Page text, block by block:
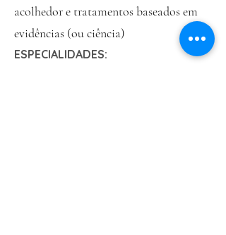
acolhedor e tratamentos baseados em
evidências (ou ciência)
ESPECIALIDADES: